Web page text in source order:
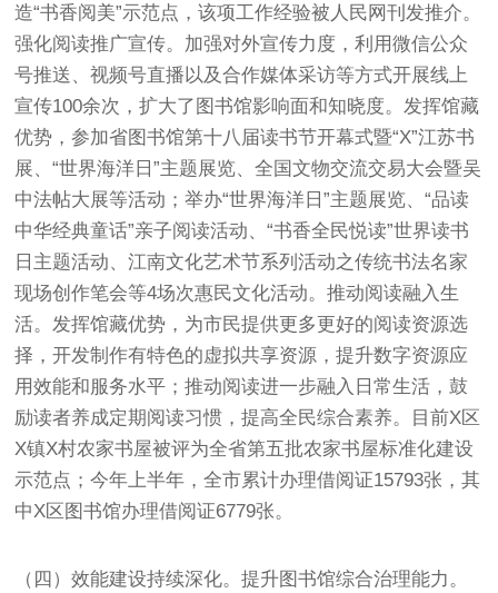
造“书香阅美”示范点，该项工作经验被人民网刊发推介。
强化阅读推广宣传。加强对外宣传力度，利用微信公众
号推送、视频号直播以及合作媒体采访等方式开展线上
宣传100余次，扩大了图书馆影响面和知晓度。发挥馆藏
优势，参加省图书馆第十八届读书节开幕式暨“X”江苏书
展、“世界海洋日”主题展览、全国文物交流交易大会暨吴
中法帖大展等活动；举办“世界海洋日”主题展览、“品读
中华经典童话”亲子阅读活动、“书香全民悦读”世界读书
日主题活动、江南文化艺术节系列活动之传统书法名家
现场创作笔会等4场次惠民文化活动。推动阅读融入生
活。发挥馆藏优势，为市民提供更多更好的阅读资源选
择，开发制作有特色的虚拟共享资源，提升数字资源应
用效能和服务水平；推动阅读进一步融入日常生活，鼓
励读者养成定期阅读习惯，提高全民综合素养。目前X区
X镇X村农家书屋被评为全省第五批农家书屋标准化建设
示范点；今年上半年，全市累计办理借阅证15793张，其
中X区图书馆办理借阅证6779张。
（四）效能建设持续深化。提升图书馆综合治理能力。